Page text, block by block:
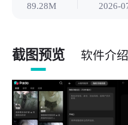
89.28M
2026-
截图预览 软件介绍